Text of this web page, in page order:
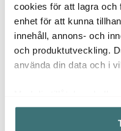
cookies för att lagra och
enhet för att kunna
innehåll, annons- och
och produktutveckling.
använda din data och i
Samla in
kan ha en
Relaterade sidor